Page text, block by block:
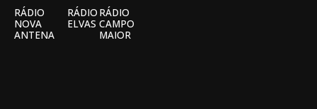
RÁDIO
NOVA
ANTENA
RÁDIO
ELVAS
RÁDIO
CAMPO
MAIOR